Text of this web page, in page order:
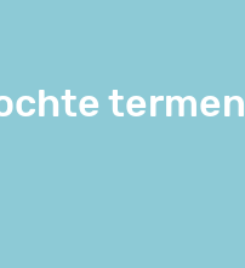
termen